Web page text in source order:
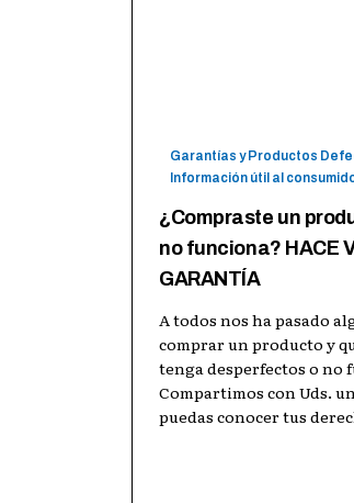
Garantías y Productos
Información útil al
¿Compraste un
no funciona? HACE
GARANTÍA
A todos nos ha pasado
comprar un producto y
tenga desperfectos o no
Compartimos con Uds.
puedas conocer tus